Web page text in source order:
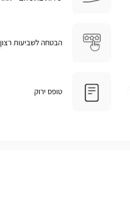
הבטחה לשביעות רצון
טופס ירוק